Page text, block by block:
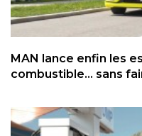
MAN lance enfin les
combustible... sans